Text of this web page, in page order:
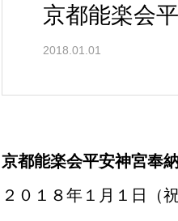
京都能楽会
2018.01.01
京都能楽会平安神宮奉
２０１８年１月１日（